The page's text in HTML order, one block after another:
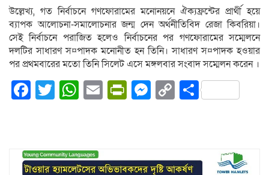
উল্লেখ্য, গত নির্বাচনে গণফোরামের মনোনয়নে ঐক্যফ্রন্টের প্রার্থী হয়ে
ব্যাপক আলোচনা-সমালোচনার জন্ম দেন অর্থনীতিবিদ রেজা কিবরিয়া।
সেই নির্বাচনে পরাজিত হলেও নির্বাচনের পর গণফোরামের সম্মেলনে
দলটির সাধারণ স¤পাদক মনোনীত হন তিনি। সাধারণ স¤পাদক হওয়ার
পর প্রথমবারের মতো তিনি সিলেট এসে মঙ্গলবার সংবাদ সম্মেলন করেন ।
Facebook
Twitter
WhatsApp
EmailPrintFriendly
Messenger
CopyShare